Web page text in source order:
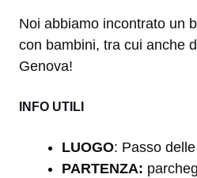
Noi abbiamo incontrato un
con bambini, tra cui anche
Genova!
INFO UTILI
LUOGO: Passo
PARTENZA: